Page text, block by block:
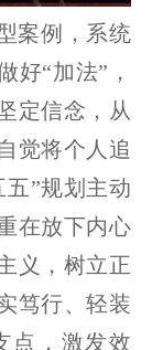
案例，系统
好“加法”，
定信念，从
觉将个人追
”规划主动
在放下内心
义，树立正
笃行、轻装
点，激发效